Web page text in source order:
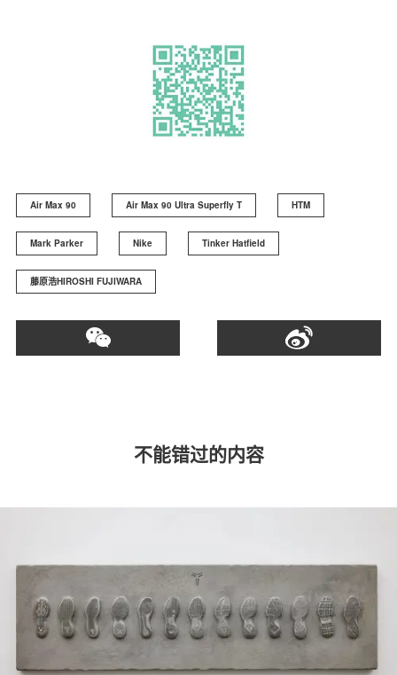
Air Max 90 Air Max 90 Ultra Superfly T HTM
Mark Parker Nike Tinker Hatfield
藤原浩HIROSHI FUJIWARA
不能错过的内容